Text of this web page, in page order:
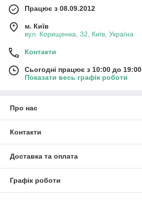
Працює з 08.09.2012
м. Київ
вул. Корищенка, 32, Київ, Україна
Контакти
Сьогодні працює з 10:00 до 19:00
Показати весь графік роботи
Про нас
Контакти
Доставка та оплата
Графік роботи